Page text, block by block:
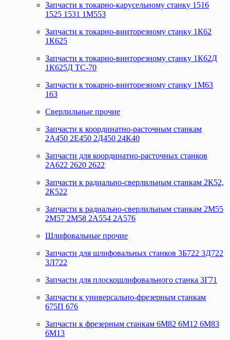
Запчасти к токарно-карусельному станку 1516
1525 1531 1М553
Запчасти к токарно-винторезному станку 1К62
1К625
Запчасти к токарно-винторезному станку 1К62Д
1К625Д ТС-70
Запчасти к токарно-винторезному станку 1М63
163
Сверлильные прочие
Запчасти к координатно-расточным станкам
2А450 2Е450 2Д450 24К40
Запчасти для координатно-расточных станков
2А622 2620 2622
Запчасти к радиально-сверлильным станкам 2К52,
2К522
Запчасти к радиально-сверлильным станкам 2М55
2М57 2М58 2А554 2А576
Шлифовальные прочие
Запчасти для шлифовальных станков 3Б722 3Д722
3Л722
Запчасти для плоскошлифовального станка 3Г71
Запчасти к универсально-фрезерным станкам
675П 676
Запчасти к фрезерным станкам 6М82 6М12 6М83
6М13